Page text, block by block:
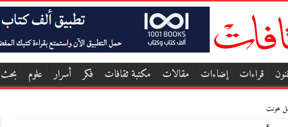
قراءات إضاءات مقالات مكتبة ثقافات فكر أسرار علوم بحث
هونت